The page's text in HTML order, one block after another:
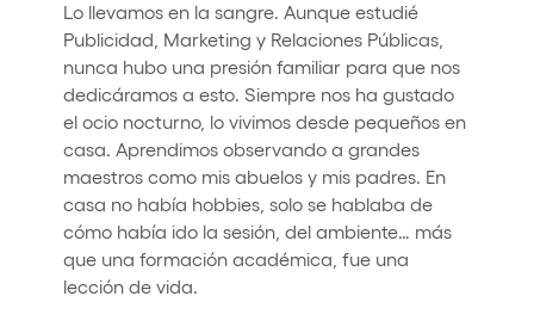
Lo llevamos en la sangre. Aunque estudié
Publicidad, Marketing y Relaciones Públicas,
nunca hubo una presión familiar para que nos
dedicáramos a esto. Siempre nos ha gustado
el ocio nocturno, lo vivimos desde pequeños en
casa. Aprendimos observando a grandes
maestros como mis abuelos y mis padres. En
casa no había hobbies, solo se hablaba de
cómo había ido la sesión, del ambiente… más
que una formación académica, fue una
lección de vida.